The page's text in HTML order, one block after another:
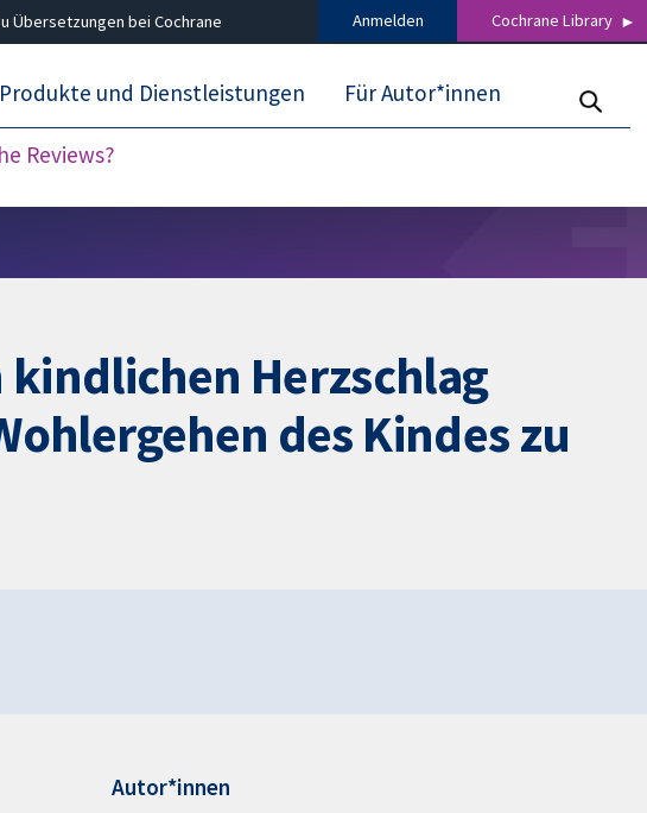
Übersetzungen bei Cochrane Anmelden Cochrane Library
Reviews?
Produkte und Dienstleistungen Für Autor*innen
kindlichen Herzschlag
des Kindes zu
Autor*innen